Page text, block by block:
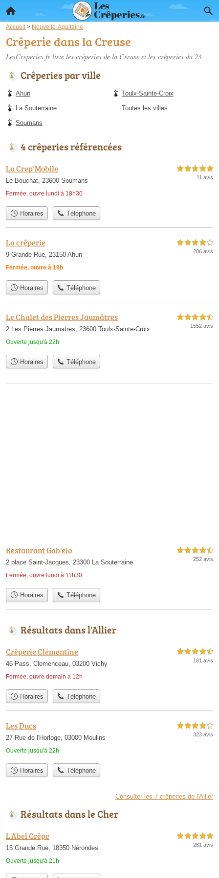
Accueil > Nouvelle-Aquitaine
Crêperie dans la Creuse
LesCreperies.fr liste les crêperies de la Creuse et les crêperies du 23.
Crêperies par ville
Ahun
La Souterraine
Soumans
Toulx-Sainte-Croix
Toutes les villes
4 crêperies référencées
La Crep’Mobile
Le Bouchat, 23600 Soumans
Fermée, ouvre lundi à 18h30
5,0 étoiles sur 5
11 avis
Horaires Téléphone
La crêperie
9 Grande Rue, 23150 Ahun
Fermée, ouvre à 19h
4,0 étoiles sur 5
206 avis
Horaires Téléphone
Le Chalet des Pierres Jaumâtres
2 Les Pierres Jaumatres, 23600 Toulx-Sainte-Croix
Ouverte jusqu'à 22h
4,5 étoiles sur 5
1552 avis
Horaires Téléphone
Restaurant Gab'elo
2 place Saint-Jacques, 23300 La Souterraine
Fermée, ouvre lundi à 11h30
4,5 étoiles sur 5
252 avis
Horaires Téléphone
Résultats dans l'Allier
Crêperie Clémentine
46 Pass. Clemenceau, 03200 Vichy
Fermée, ouvre demain à 12h
4,5 étoiles sur 5
181 avis
Horaires Téléphone
Les Ducs
27 Rue de l'Horloge, 03000 Moulins
Ouverte jusqu'à 22h
4,0 étoiles sur 5
323 avis
Horaires Téléphone
Consulter les 7 crêperies de l'Allier
Résultats dans le Cher
L'Abel Crêpe
15 Grande Rue, 18350 Nérondes
Ouverte jusqu'à 21h
5,0 étoiles sur 5
281 avis